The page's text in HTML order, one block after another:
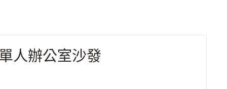
人辦公室沙發